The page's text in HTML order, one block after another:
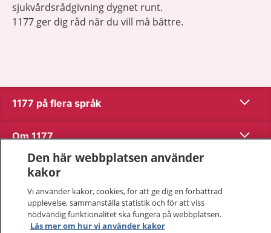
sjukvårdsrådgivning dygnet runt.
1177 ger dig råd när du vill må bättre.
1177 på flera språk Visa
Om 1177 Visa
Kontakt
Behandling av personuppgifter
Den här webbplatsen använder
kakor
Vi använder kakor, cookies, för att ge dig en förbättrad
upplevelse, sammanställa statistik och för att viss
nödvändig funktionalitet ska fungera på webbplatsen.
Läs mer om hur vi använder kakor